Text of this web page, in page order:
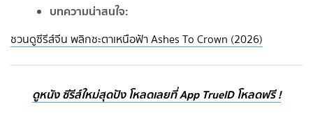
บทความน่าสนใจ:
ชวนดูซีรีส์จีน พลิกชะตาเหนือฟ้า Ashes To Crown (2026)
ดูหนัง ซีรีส์ใหม่สุดปัง โหลดเลยที่ App TrueID โหลดฟรี !